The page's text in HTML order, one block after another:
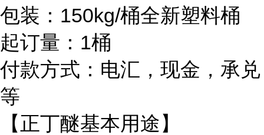
包装：150kg/桶全新塑料桶
起订量：1桶
付款方式：电汇，现金，承兑
等
【正丁醚基本用途】